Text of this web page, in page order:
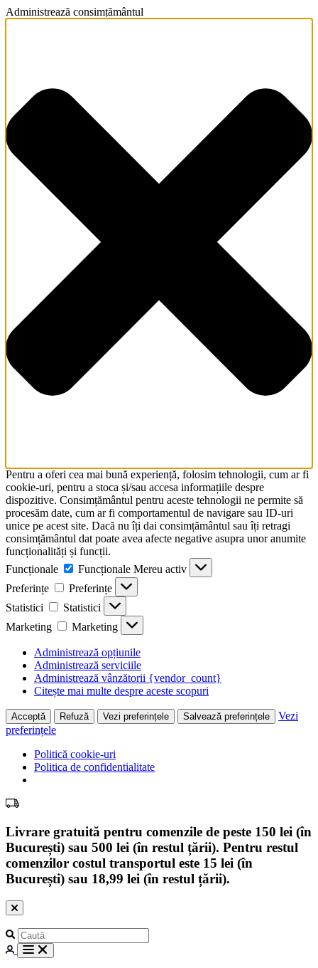
Administrează consimțământul
Pentru a oferi cea mai bună experiență, folosim tehnologii, cum ar fi
cookie-uri, pentru a stoca și/sau accesa informațiile despre
dispozitive. Consimțământul pentru aceste tehnologii ne permite să
procesăm date, cum ar fi comportamentul de navigare sau ID-uri
unice pe acest site. Dacă nu îți dai consimțământul sau îți retragi
consimțământul dat poate avea afecte negative asupra unor anumite
funcționalități și funcții.
Funcționale
Funcționale Mereu activ
Preferințe
Preferințe
Statistici
Statistici
Marketing
Marketing
Administrează opțiunile
Administrează serviciile
Administrează vânzătorii {vendor_count}
Citește mai multe despre aceste scopuri
Acceptă Refuză Vezi preferințele Salvează preferințele
Vezi
preferințele
Politică cookie-uri
Politica de confidentialitate
Livrare gratuită pentru comenzile de peste 150 lei (în
București) sau 500 lei (în restul țării). Pentru restul
comenzilor costul transportul este 15 lei (în
București) sau 18,99 lei (în restul țării).